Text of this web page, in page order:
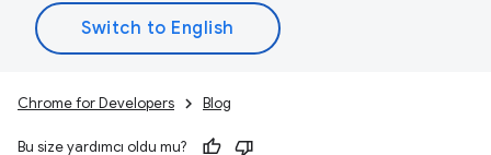
Chrome for Developers Blog
Bu size yardımcı oldu mu?